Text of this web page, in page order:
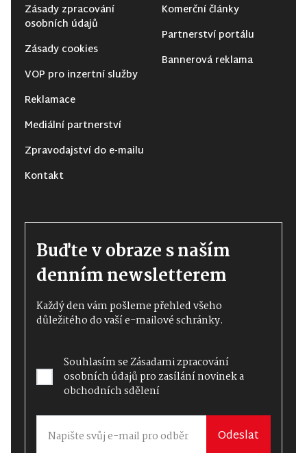
Zásady zpracování
osobních údajů
Zásady cookies
VOP pro inzertní služby
Reklamace
Mediální partnerství
Zpravodajství do e-mailu
Kontakt
Komerční články
Partnerství portálu
Bannerová reklama
Buďte v obraze s naším
denním newsletterem
Každý den vám pošleme přehled všeho
důležitého do vaší e-mailové schránky.
Souhlasím seZásadami zpracování
osobních údajůpro zasílání novinek a
obchodních sdělení
Odeslat